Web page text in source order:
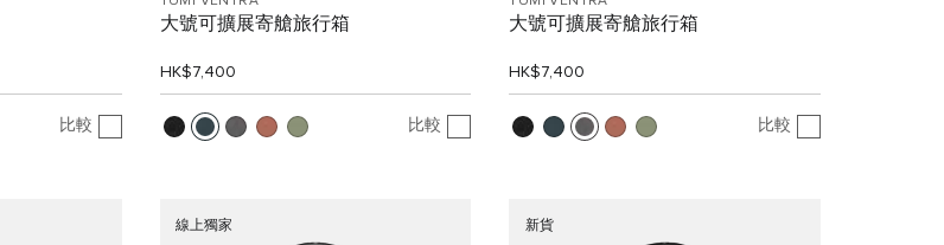
比較
大號可擴展寄艙旅行箱
HK$7,400
比較
大號可擴展寄艙旅行箱
HK$7,400
比較
線上獨家 新貨